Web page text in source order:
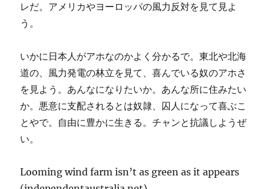
レだ。アメリカやヨーロッパの風力反対を見て見よ
う。
いかに日本人がアホなのかよく分かるで。東北や北海
道の、風力発電の林立を見て、喜んでいる奴のアホさ
を見よう。あんなになりたいか。あんな所に住みたい
か。悪意に支配されるとは奴隷、囚人になって喜ぶこ
とやで。自由に豊かに生きる。チャンと抗議しようぜ
い。
Looming wind farm isn’t as green as it appears